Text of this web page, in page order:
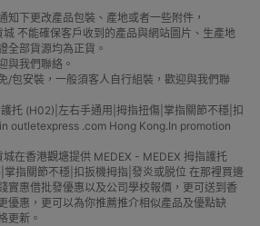
知下更改產品包裝、產地或者一些附件，
不能確保客戶收到的產品與網站圖片、生產地
全部貨源均為正貨。
與我們聯絡。
/包安裝，一般須客人自行組裝，歡迎與我們聯
托 (H02)|左右手通用|拇指扭傷|掌指關節不穩|扣
outletexpress .com Hong Kong.In promotion
在香港觀塘提供 MEDEX - MEDEX 拇指護托
指關節不穩|扣扳機拇指|發炎或脱位 在那裡買邊
實惠借批發優惠以及公司學校報價，更可送到香
優惠，更可以為你推薦推介相似產品及優點缺
更新。